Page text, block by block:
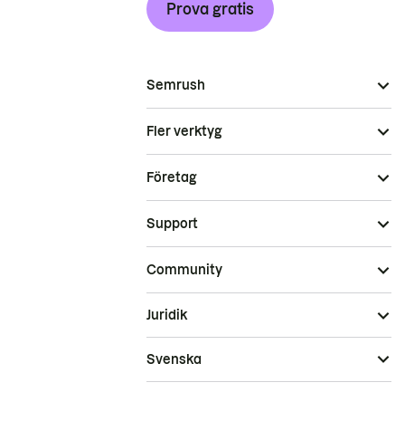
Prova gratis
Semrush
Fler verktyg
Företag
Support
Community
Juridik
Svenska